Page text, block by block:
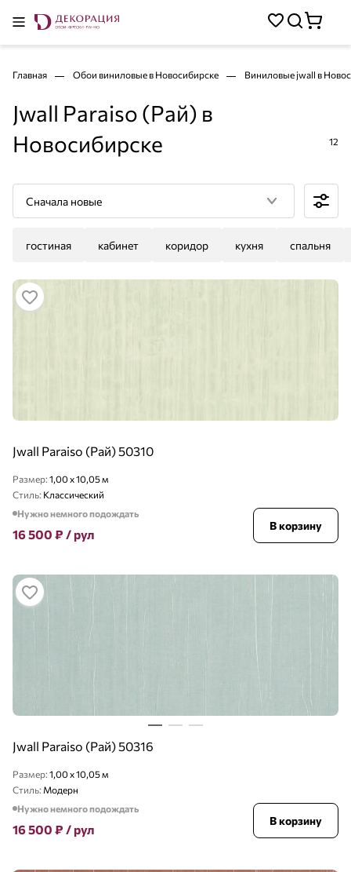
Главная Обои виниловые в Новосибирске Виниловые jwall в
Jwall Paraiso (Рай) в
Новосибирске
12
Сначала новые
гостиная кабинет коридор кухня спальня
Jwall Paraiso (Рай) 50310
Размер: 1,00 x 10,05 м
Стиль: Классический
Нужно немного подождать
16 500 ₽ / рул
В корзину
Jwall Paraiso (Рай) 50316
Размер: 1,00 x 10,05 м
Стиль: Модерн
Нужно немного подождать
16 500 ₽ / рул
В корзину